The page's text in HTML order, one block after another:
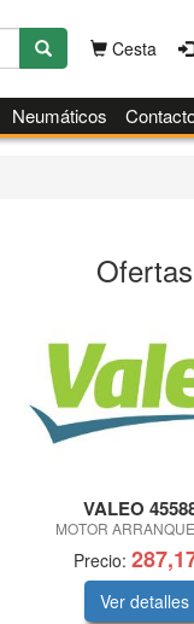
Cesta
Neumáticos
Ofertas
VALEO
MOTOR
Precio:
Ver detalles